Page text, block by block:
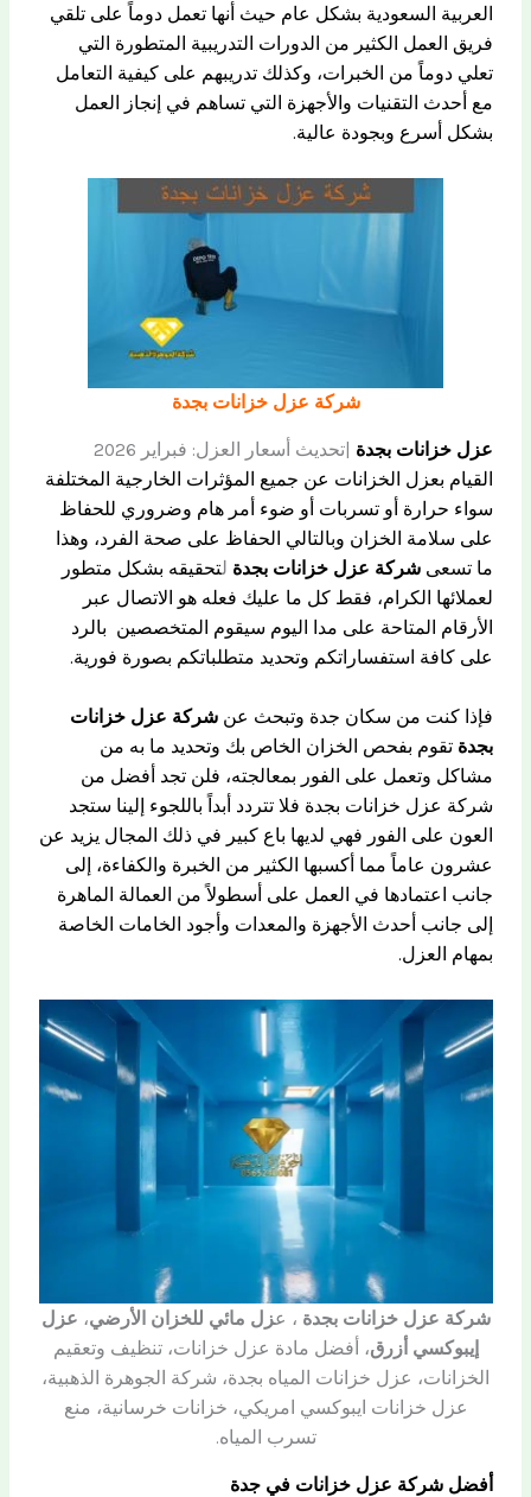
العربية السعودية بشكل عام حيث أنها تعمل دوماً على تلقي
فريق العمل الكثير من الدورات التدريبية المتطورة التي
تعلي دوماً من الخبرات، وكذلك تدريبهم على كيفية التعامل
مع أحدث التقنيات والأجهزة التي تساهم في إنجاز العمل
بشكل أسرع وبجودة عالية.
شركة عزل خزانات بجدة
عزل خزانات بجدة |تحديث أسعار العزل: فبراير 2026
القيام بعزل الخزانات عن جميع المؤثرات الخارجية المختلفة
سواء حرارة أو تسربات أو ضوء أمر هام وضروري للحفاظ
على سلامة الخزان وبالتالي الحفاظ على صحة الفرد، وهذا
ما تسعىشركة عزل خزانات بجدة لتحقيقه بشكل متطور
لعملائها الكرام، فقط كل ما عليك فعله هو الاتصال عبر
الأرقام المتاحة على مدا اليوم سيقوم المتخصصين بالرد
على كافة استفساراتكم وتحديد متطلباتكم بصورة فورية.
فإذا كنت من سكان جدة وتبحث عنشركة عزل خزانات
بجدةتقوم بفحص الخزان الخاص بك وتحديد ما به من
مشاكل وتعمل على الفور بمعالجته، فلن تجد أفضل من
شركة عزل خزانات بجدة فلا تتردد أبداً باللجوء إلينا ستجد
العون على الفور فهي لديها باع كبير في ذلك المجال يزيد عن
عشرون عاماً مما أكسبها الكثير من الخبرة والكفاءة، إلى
جانب اعتمادها في العمل على أسطولاً من العمالة الماهرة
إلى جانب أحدث الأجهزة والمعدات وأجود الخامات الخاصة
بمهام العزل.
شركة عزل خزانات بجدة ، عزل مائي للخزان الأرضي، عزل
إيبوكسي أزرق، أفضل مادة عزل خزانات، تنظيف وتعقيم
الخزانات، عزل خزانات المياه بجدة، شركة الجوهرة الذهبية،
عزل خزانات ايبوكسي امريكي، خزانات خرسانية، منع
تسرب المياه.
أفضل شركة عزل خزانات في جدة